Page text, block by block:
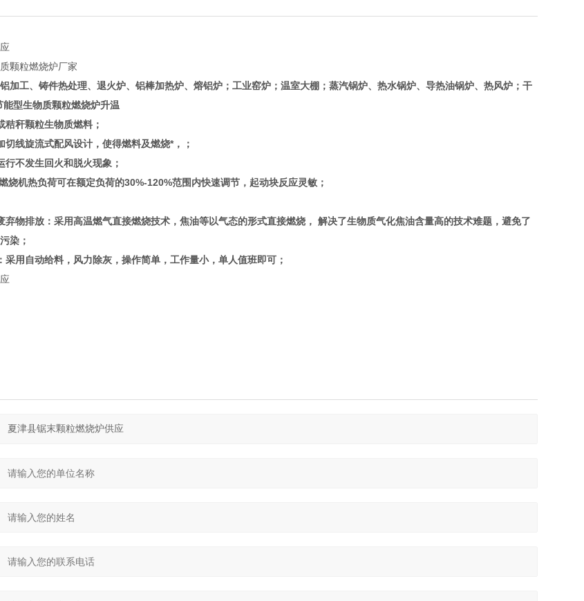
颗粒燃烧炉厂家
加工、铸件热处理、退火炉、铝棒加热炉、熔铝炉；工业窑炉；温室大棚；蒸汽锅炉、热水锅炉、导热油锅炉、热风炉；干
能型生物质颗粒燃烧炉升温
秸秆颗粒生物质燃料；
线旋流式配风设计，使得燃料及燃烧*，；
不发生回火和脱火现象；
烧机热负荷可在额定负荷的30%-120%范围内快速调节，起动块反应灵敏；
弃物排放：采用高温燃气直接燃烧技术，焦油等以气态的形式直接燃烧， 解决了生物质气化焦油含量高的技术难题，避免了
染；
采用自动给料，风力除灰，操作简单，工作量小，单人值班即可；